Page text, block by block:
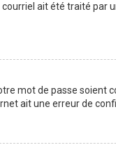
ait été traité par
mot de passe soient
ait une erreur de